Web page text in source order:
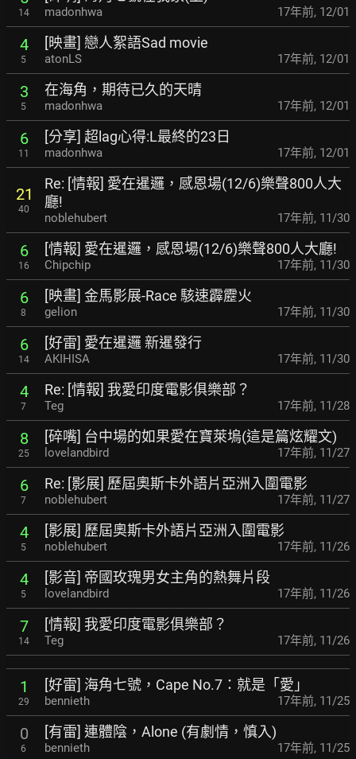
14 madonhwa 17年前, 12/01
4
5
[映畫] 戀人絮語Sad movie
atonLS 17年前, 12/01
3
5
在海角，期待已久的天晴
madonhwa 17年前, 12/01
6
11
[分享] 超lag心得:L最終的23日
madonhwa 17年前, 12/01
21
40
Re: [情報] 愛在暹邏，感恩場(12/6)樂聲800人大
廳!
noblehubert 17年前, 11/30
6
16
[情報] 愛在暹邏，感恩場(12/6)樂聲800人大廳!
Chipchip 17年前, 11/30
6
8
[映畫] 金馬影展-Race 駭速霹靂火
gelion 17年前, 11/30
6
14
[好雷] 愛在暹邏 新暹發行
AKIHISA 17年前, 11/30
4
7
Re: [情報] 我愛印度電影俱樂部？
Teg 17年前, 11/28
8
25
[碎嘴] 台中場的如果愛在寶萊塢(這是篇炫耀文)
lovelandbird 17年前, 11/27
6
7
Re: [影展] 歷屆奧斯卡外語片亞洲入圍電影
noblehubert 17年前, 11/27
4
5
[影展] 歷屆奧斯卡外語片亞洲入圍電影
noblehubert 17年前, 11/26
4
5
[影音] 帝國玫瑰男女主角的熱舞片段
lovelandbird 17年前, 11/26
7
14
[情報] 我愛印度電影俱樂部？
Teg 17年前, 11/26
1
29
[好雷] 海角七號，Cape No.7：就是「愛」
bennieth 17年前, 11/25
0
6
[有雷] 連體陰，Alone (有劇情，慎入)
bennieth 17年前, 11/25